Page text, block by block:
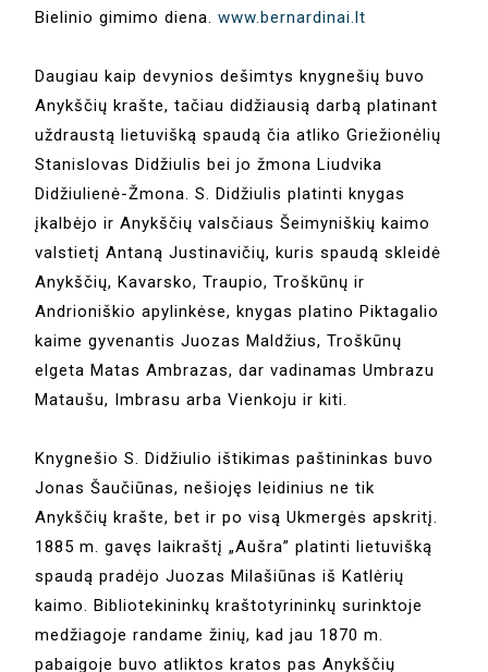
Bielinio gimimo diena. www.bernardinai.lt
Daugiau kaip devynios dešimtys knygnešių buvo
Anykščių krašte, tačiau didžiausią darbą platinant
uždraustą lietuvišką spaudą čia atliko Griežionėlių
Stanislovas Didžiulis bei jo žmona Liudvika
Didžiulienė-Žmona. S. Didžiulis platinti knygas
įkalbėjo ir Anykščių valsčiaus Šeimyniškių kaimo
valstietį Antaną Justinavičių, kuris spaudą skleidė
Anykščių, Kavarsko, Traupio, Troškūnų ir
Andrioniškio apylinkėse, knygas platino Piktagalio
kaime gyvenantis Juozas Maldžius, Troškūnų
elgeta Matas Ambrazas, dar vadinamas Umbrazu
Mataušu, Imbrasu arba Vienkoju ir kiti.
Knygnešio S. Didžiulio ištikimas paštininkas buvo
Jonas Šaučiūnas, nešiojęs leidinius ne tik
Anykščių krašte, bet ir po visą Ukmergės apskritį.
1885 m. gavęs laikraštį „Aušra” platinti lietuvišką
spaudą pradėjo Juozas Milašiūnas iš Katlėrių
kaimo. Bibliotekininkų kraštotyrininkų surinktoje
medžiagoje randame žinių, kad jau 1870 m.
pabaigoje buvo atliktos kratos pas Anykščių